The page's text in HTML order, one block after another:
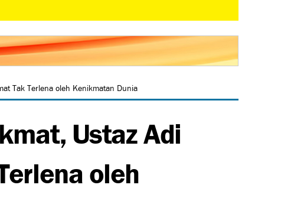
Tak Terlena oleh Kenikmatan Dunia
Ustaz Adi
oleh